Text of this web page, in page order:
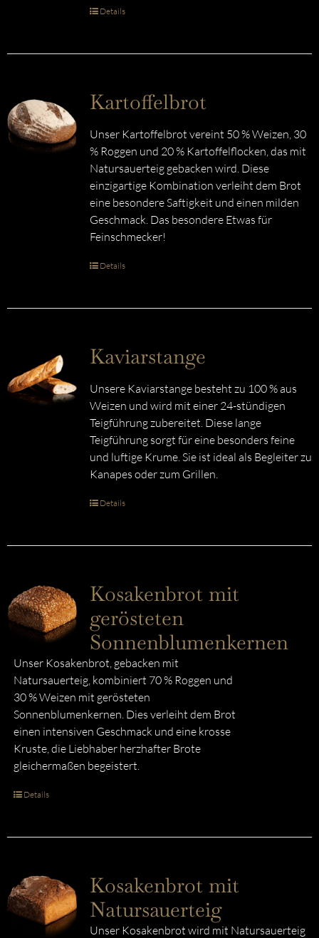
Details
Kartoffelbrot
Unser Kartoffelbrot vereint 50 % Weizen, 30
% Roggen und 20 % Kartoffelflocken, das mit
Natursauerteig gebacken wird. Diese
einzigartige Kombination verleiht dem Brot
eine besondere Saftigkeit und einen milden
Geschmack. Das besondere Etwas für
Feinschmecker!
Details
Kaviarstange
Unsere Kaviarstange besteht zu 100 % aus
Weizen und wird mit einer 24-stündigen
Teigführung zubereitet. Diese lange
Teigführung sorgt für eine besonders feine
und luftige Krume. Sie ist ideal als Begleiter zu
Kanapes oder zum Grillen.
Details
Kosakenbrot mit
gerösteten
Sonnenblumenkernen
Unser Kosakenbrot, gebacken mit
Natursauerteig, kombiniert 70 % Roggen und
30 % Weizen mit gerösteten
Sonnenblumenkernen. Dies verleiht dem Brot
einen intensiven Geschmack und eine krosse
Kruste, die Liebhaber herzhafter Brote
gleichermaßen begeistert.
Details
Kosakenbrot mit
Natursauerteig
Unser Kosakenbrot wird mit Natursauerteig